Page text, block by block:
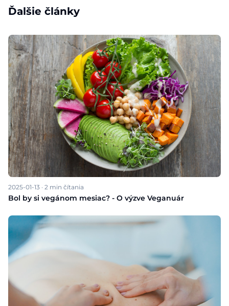
Ďalšie články
2025-01-13 · 2 min čítania
Bol by si vegánom mesiac? - O výzve Veganuár